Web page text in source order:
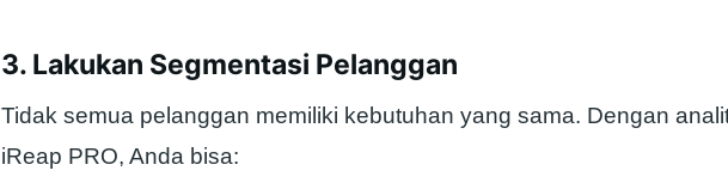
3. Lakukan Segmentasi Pelanggan
Tidak semua pelanggan memiliki kebutuhan yang sama. Dengan
iReap PRO, Anda bisa: